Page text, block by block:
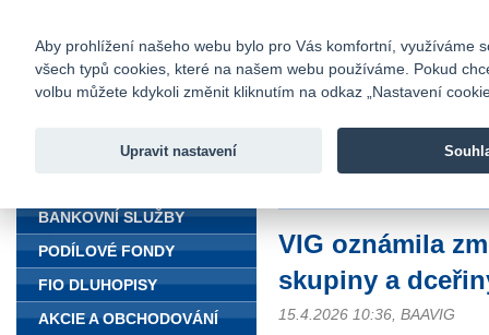
Fio banka
Fio banka
VIG oznámila
skupiny a
15.4.2026 10:36, BAAVIG
BANKOVNÍ SLUŽBY
PODÍLOVÉ FONDY
FIO DLUHOPISY
AKCIE A OBCHODOVÁNÍ
Aby prohlížení našeho webu bylo pro Vás komfortní, využíváme
všech typů cookies, které na našem webu používáme. Pokud
volbu můžete kdykoli změnit kliknutím na odkaz „Nastavení
Upravit nastavení